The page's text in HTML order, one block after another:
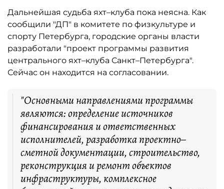
Дальнейшая судьба яхт–клуба пока неясна. Как
сообщили "ДП" в комитете по физкультуре и
спорту Петербурга, городские органы власти
разработали "проект программы развития
центрального яхт–клуба Санкт–Петербурга".
Сейчас он находится на согласовании.
"Основными направлениями программы
являются: определение источников
финансирования и ответственных
исполнителей, разработка проектно–
сметной документации, строительство,
реконструкция и ремонт объектов
инфраструктуры, комплексное